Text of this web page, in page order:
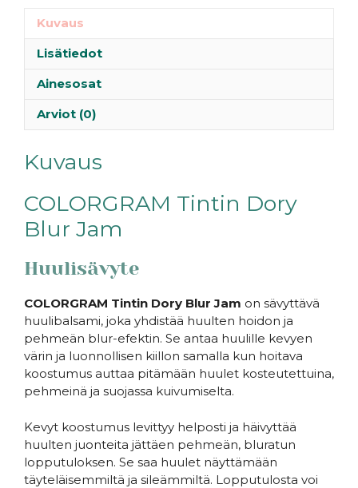
Kuvaus
Lisätiedot
Ainesosat
Arviot (0)
Kuvaus
COLORGRAM Tintin Dory
Blur Jam
Huulisävyte
COLORGRAM Tintin Dory Blur Jam on sävyttävä
huulibalsami, joka yhdistää huulten hoidon ja
pehmeän blur-efektin. Se antaa huulille kevyen
värin ja luonnollisen kiillon samalla kun hoitava
koostumus auttaa pitämään huulet kosteutettuina,
pehmeinä ja suojassa kuivumiselta.
Kevyt koostumus levittyy helposti ja häivyttää
huulten juonteita jättäen pehmeän, bluratun
lopputuloksen. Se saa huulet näyttämään
täyteläisemmiltä ja sileämmiltä. Lopputulosta voi